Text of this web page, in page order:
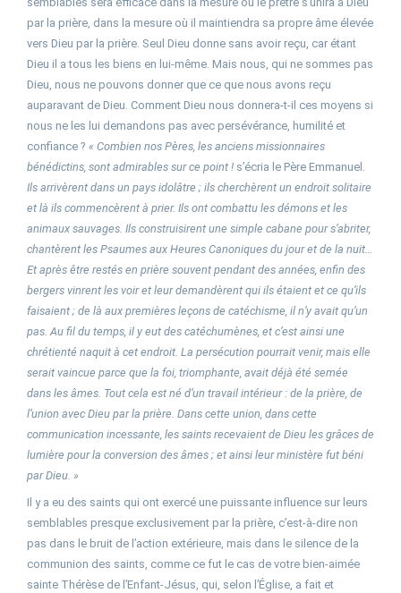
par la prière, dans la mesure où il maintiendra sa propre âme élevée
vers Dieu par la prière. Seul Dieu donne sans avoir reçu, car étant
Dieu il a tous les biens en lui-même. Mais nous, qui ne sommes pas
Dieu, nous ne pouvons donner que ce que nous avons reçu
auparavant de Dieu. Comment Dieu nous donnera-t-il ces moyens si
nous ne les lui demandons pas avec persévérance, humilité et
confiance ? « Combien nos Pères, les anciens missionnaires
bénédictins, sont admirables sur ce point ! s’écria le Père Emmanuel.
Ils arrivèrent dans un pays idolâtre ; ils cherchèrent un endroit solitaire
et là ils commencèrent à prier. Ils ont combattu les démons et les
animaux sauvages. Ils construisirent une simple cabane pour s’abriter,
chantèrent les Psaumes aux Heures Canoniques du jour et de la nuit…
Et après être restés en prière souvent pendant des années, enfin des
bergers vinrent les voir et leur demandèrent qui ils étaient et ce qu’ils
faisaient ; de là aux premières leçons de catéchisme, il n’y avait qu’un
pas. Au fil du temps, il y eut des catéchumènes, et c’est ainsi une
chrétienté naquit à cet endroit. La persécution pourrait venir, mais elle
serait vaincue parce que la foi, triomphante, avait déjà été semée
dans les âmes. Tout cela est né d’un travail intérieur : de la prière, de
l’union avec Dieu par la prière. Dans cette union, dans cette
communication incessante, les saints recevaient de Dieu les grâces de
lumière pour la conversion des âmes ; et ainsi leur ministère fut béni
par Dieu. »
Il y a eu des saints qui ont exercé une puissante influence sur leurs
semblables presque exclusi­vement par la prière, c’est-à-dire non
pas dans le bruit de l’action exté­rieure, mais dans le silence de la
communion des saints, comme ce fut le cas de votre bien-aimée
sainte Thérèse de l’Enfant-Jésus, qui, selon l’Église, a fait et